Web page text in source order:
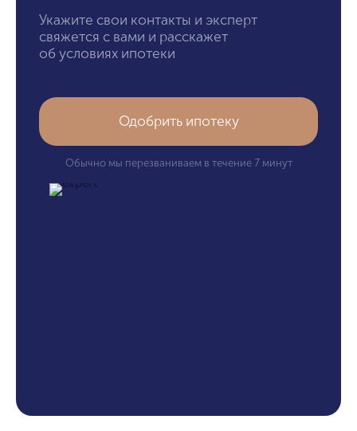
Укажите свои контакты и эксперт
свяжется с вами и расскажет
об условиях ипотеки
Одобрить ипотеку
Обычно мы перезваниваем в течение 7 минут